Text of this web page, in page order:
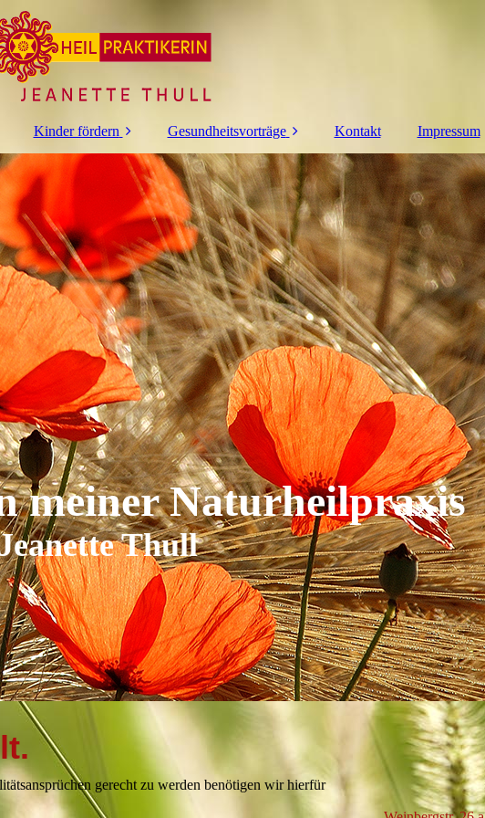
Kinder fördern
Gehirn Balance
Kinder fördern mit
Antiaggressions
Training
Gesundheitsvorträge
Ätherische Öle als
Hausapotheke
Kontakt Impressum
meiner Naturheilpraxis
Thull
gerecht zu werden benötigen wir hierfür